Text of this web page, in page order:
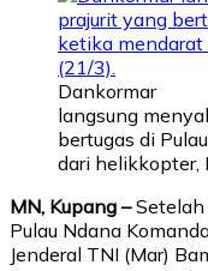
Dankormar
langsung
bertugas di
dari helikkopter,
MN, Kupang –
Pulau Ndana
Jenderal TNI (Mar)